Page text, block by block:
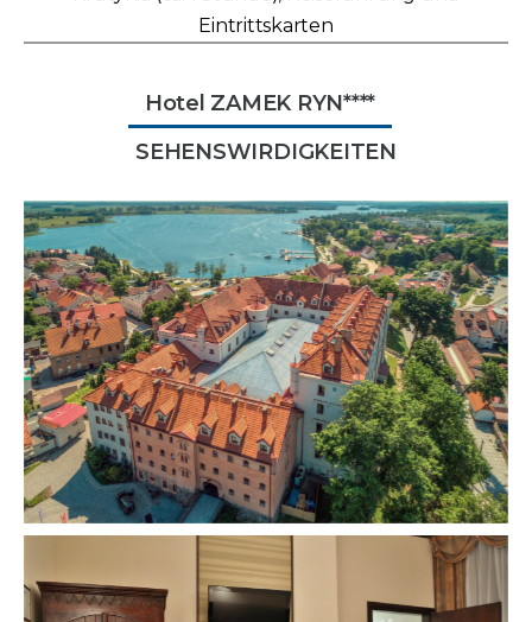
Eintrittskarten
Hotel ZAMEK RYN****
SEHENSWIRDIGKEITEN